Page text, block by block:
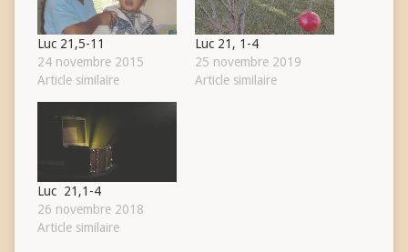
Luc 21,5-11
24 novembre 2015
Article similaire
Luc 21, 1-4
25 novembre 2019
Article similaire
Luc 21,1-4
26 novembre 2018
Article similaire